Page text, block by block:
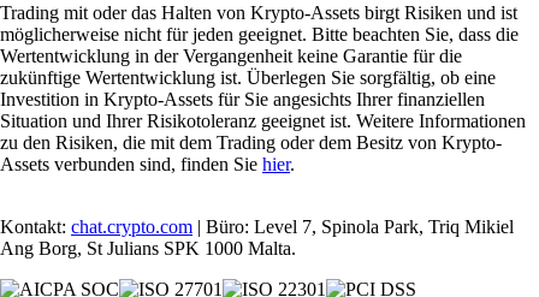
Trading mit oder das Halten von Krypto-Assets birgt Risiken und ist
möglicherweise nicht für jeden geeignet. Bitte beachten Sie, dass die
Wertentwicklung in der Vergangenheit keine Garantie für die
zukünftige Wertentwicklung ist. Überlegen Sie sorgfältig, ob eine
Investition in Krypto-Assets für Sie angesichts Ihrer finanziellen
Situation und Ihrer Risikotoleranz geeignet ist. Weitere Informationen
zu den Risiken, die mit dem Trading oder dem Besitz von Krypto-
Assets verbunden sind, finden Sie hier.
Kontakt: chat.crypto.com | Büro: Level 7, Spinola Park, Triq Mikiel
Ang Borg, St Julians SPK 1000 Malta.